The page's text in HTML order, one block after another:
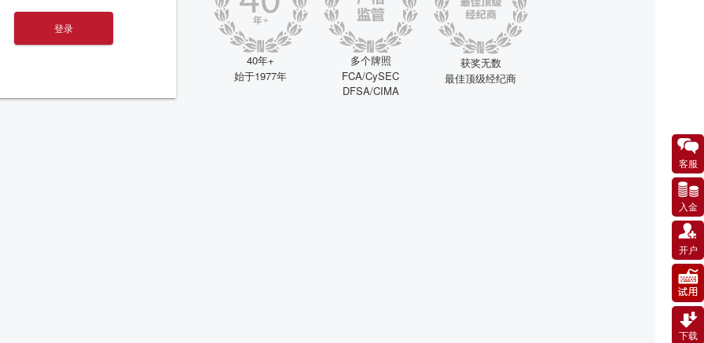
登录
40年+
始于1977年
多个牌照
FCA/CySEC
DFSA/CIMA
获奖无数
最佳顶级经纪商
客服
入金
开户
下载